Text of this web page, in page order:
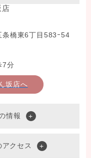
店
条橋東6丁目583ｰ54
7分
坂店へ
情報
クセス